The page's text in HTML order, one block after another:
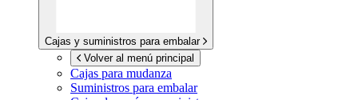
Cajas y suministros para embalar
Volver al menú principal
Cajas para mudanza
Suministros para embalar